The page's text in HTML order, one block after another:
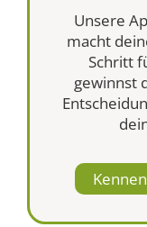
Unsere
macht
Schritt
gewinnst